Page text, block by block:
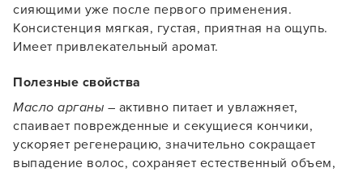
сияющими уже после первого применения.
Консистенция мягкая, густая, приятная на ощупь.
Имеет привлекательный аромат.
Полезные свойства
Масло арганы – активно питает и увлажняет,
спаивает поврежденные и секущиеся кончики,
ускоряет регенерацию, значительно сокращает
выпадение волос, сохраняет естественный объем,
Заяц–робот